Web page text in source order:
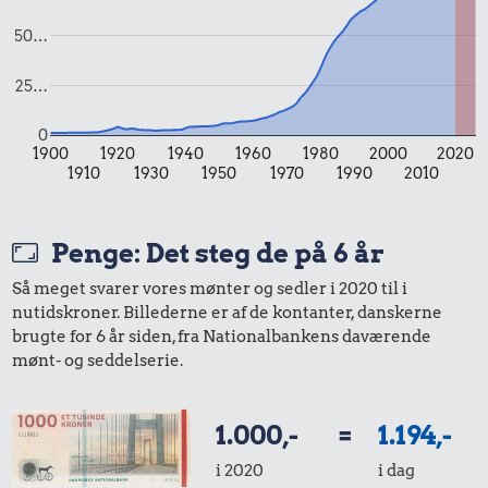
24 kr.
Hotdog 7,65 kr.
100 g
flæskesvær
14.875 kr.
1900
1910
1920
1930
1940
1950
1960
1970
1980
1990
2000
2010
2020
0
25…
50…
Penge: Det steg de på 6 år
Så meget svarer vores mønter og sedler i 2020 til i
nutidskroner. Billederne er af de kontanter, danskerne
brugte for 6 år siden, fra Nationalbankens daværende
mønt- og seddelserie.
1.000,-
i 2020
= 1.194,-
i dag